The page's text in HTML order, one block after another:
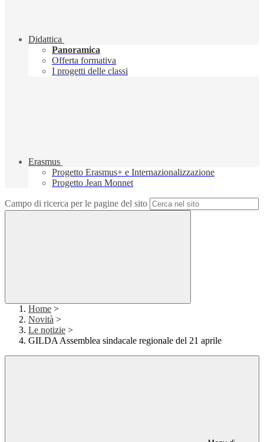
Didattica
Panoramica
Offerta formativa
I progetti delle classi
Erasmus
Progetto Erasmus+ e Internazionalizzazione
Progetto Jean Monnet
Campo di ricerca per le pagine del sito
Home >
Novità >
Le notizie >
GILDA Assemblea sindacale regionale del 21 aprile